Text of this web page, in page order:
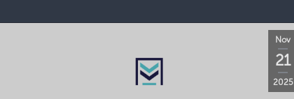
Nov
21
2025